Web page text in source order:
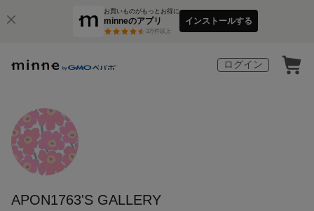
お買いものがもっとお得に
minneのアプリ
3万件以上
インストールする
ログイン
APON1763'S GALLERY